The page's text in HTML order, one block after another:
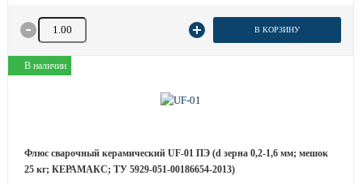
Количество товара В КОРЗИНУ
В наличии
Флюс сварочный керамический UF-01 ПЭ (d зерна 0,2-1,6 мм; мешок
25 кг; КЕРАМАКС; ТУ 5929-051-00186654-2013)